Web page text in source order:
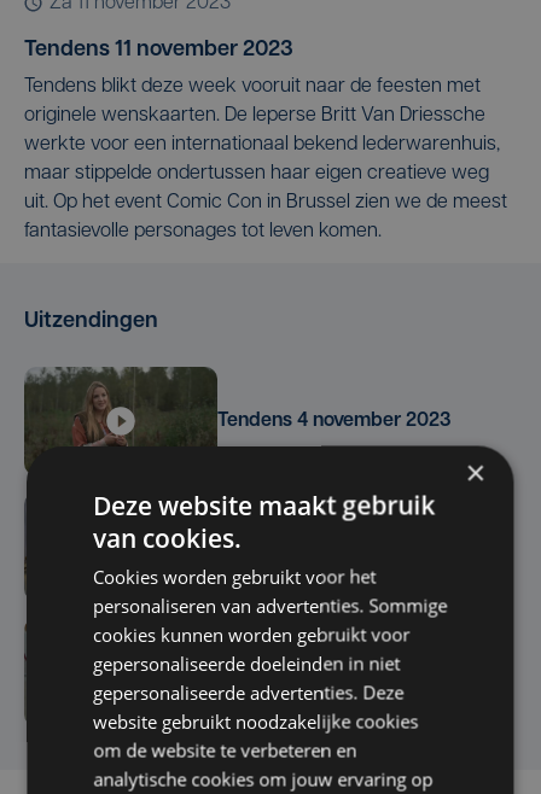
Tendens 11 november 2023
Tendens blikt deze week vooruit naar de feesten met
originele wenskaarten. De Ieperse Britt Van Driessche
werkte voor een internationaal bekend lederwarenhuis,
maar stippelde ondertussen haar eigen creatieve weg
uit. Op het event Comic Con in Brussel zien we de meest
fantasievolle personages tot leven komen.
Uitzendingen
Tendens 4 november 2023
Tendens 28 oktober 2023
Tendens 21 oktober 2023
×
Deze website maakt gebruik
van cookies.
Cookies worden gebruikt voor het
personaliseren van advertenties. Sommige
cookies kunnen worden gebruikt voor
gepersonaliseerde doeleinden in niet
gepersonaliseerde advertenties. Deze
website gebruikt noodzakelijke cookies
om de website te verbeteren en
analytische cookies om jouw ervaring op